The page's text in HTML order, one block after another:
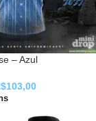
– Azul
103,00